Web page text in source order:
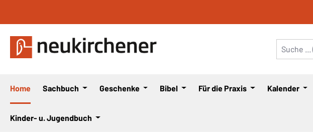
Home Sachbuch Geschenke Bibel Für die Praxis Kalender
Kinder- u. Jugendbuch